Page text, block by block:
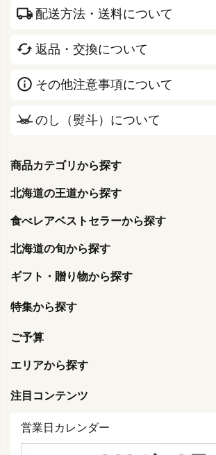
配送方法・送料について
返品・交換について
その他注意事項について
のし（熨斗）について
商品カテゴリから探す
北海道の王道から探す
食べレアベストセラーから探す
北海道の旬から探す
ギフト・贈り物から探す
特集から探す
ご予算
エリアから探す
注目コンテンツ
営業日カレンダー